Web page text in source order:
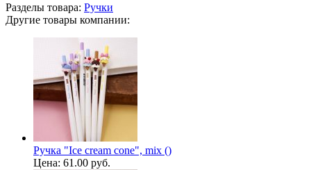
Разделы товара: Ручки
Другие товары компании:
Ручка "Ice cream cone", mix ()
Цена: 61.00 руб.